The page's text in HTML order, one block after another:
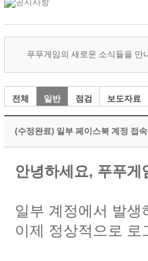
푸푸게임의 새로운 소식들을 만
전체 일반 점검 보도자료
(수정완료) 일부 페이스북 계정 접
안녕하세요, 푸푸게
일부 계정에서 발
이제 정상적으로